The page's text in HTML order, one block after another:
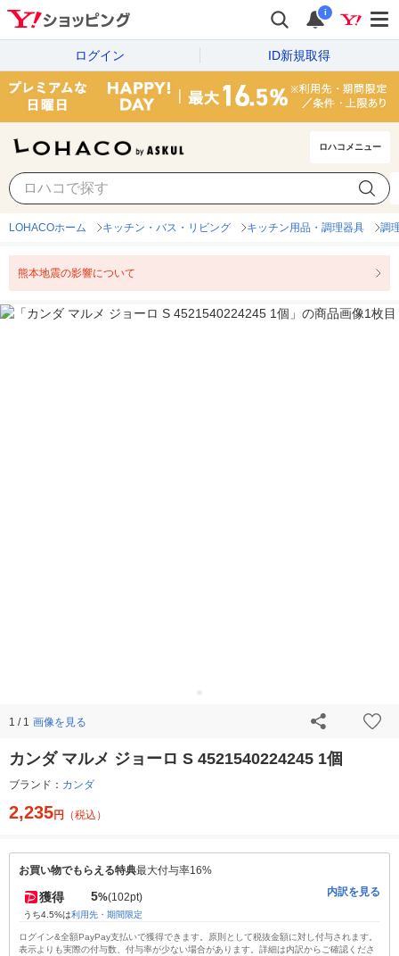
i
ログイン ID新規取得
ロハコメニュー
LOHACOホーム キッチン・バス・リビング キッチン用品・調理器具 調
熊本地震の影響について
1 / 1 画像を見る
カンダ マルメ ジョーロ S 4521540224245 1個
ブランド： カンダ
2,235円 （税込）
お買い物でもらえる特典最大付与率16%
獲得 5%(102pt)
うち4.5%は利用先・期間限定
内訳を見る
ログイン&全額PayPay支払いで獲得できます。原則として税抜金額に対し付与されます。
表示よりも実際の付与数、付与率が少ない場合があります。詳細は内訳からご確認くださ